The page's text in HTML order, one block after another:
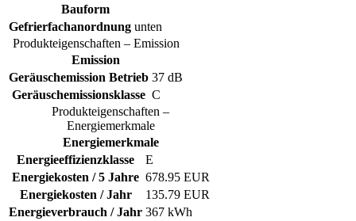
Bauform
Gefrierfachanordnung unten
Produkteigenschaften – Emission
Emission
Geräuschemission Betrieb 37 dB
Geräuschemissionsklasse C
Produkteigenschaften –
Energiemerkmale
Energiemerkmale
Energieeffizienzklasse
E
Energiekosten / 5 Jahre 678.95 EUR
Energiekosten / Jahr
135.79 EUR
Energieverbrauch / Jahr 367 kWh